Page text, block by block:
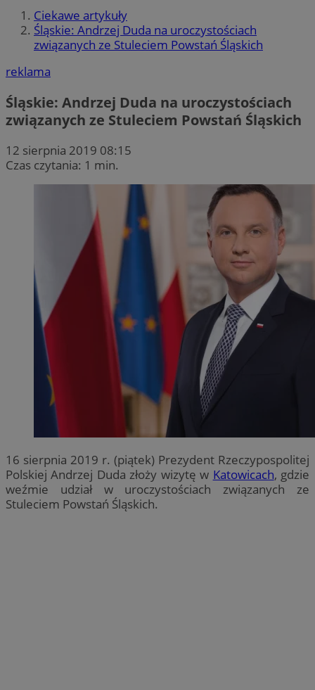
Ciekawe artykuły
Śląskie: Andrzej Duda na uroczystościach
związanych ze Stuleciem Powstań Śląskich
reklama
Śląskie: Andrzej Duda na uroczystościach
związanych ze Stuleciem Powstań Śląskich
12 sierpnia 2019 08:15
Czas czytania: 1 min.
16 sierpnia 2019 r. (piątek) Prezydent Rzeczypospolitej
Polskiej Andrzej Duda złoży wizytę w Katowicach, gdzie
weźmie udział w uroczystościach związanych ze
Stuleciem Powstań Śląskich.